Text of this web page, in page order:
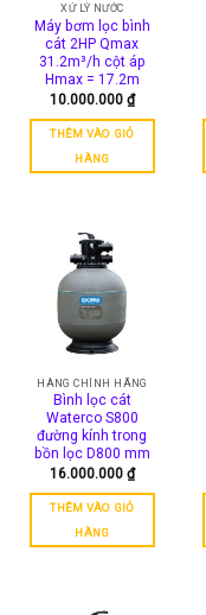
XỬ LÝ NƯỚC
Máy bơm lọc bình
cát 2HP Qmax
31.2m³/h cột áp
Hmax = 17.2m
10.000.000 ₫
THÊM VÀO GIỎ
HÀNG
HÀNG CHÍNH HÃNG
Bình lọc cát
Waterco S800
đường kính trong
bồn lọc D800 mm
16.000.000 ₫
THÊM VÀO GIỎ
HÀNG